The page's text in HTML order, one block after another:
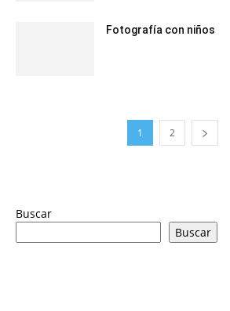
Fotografía con niños
1 2
Buscar
Buscar